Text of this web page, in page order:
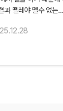
과 뗄레야 뗄수 없는…